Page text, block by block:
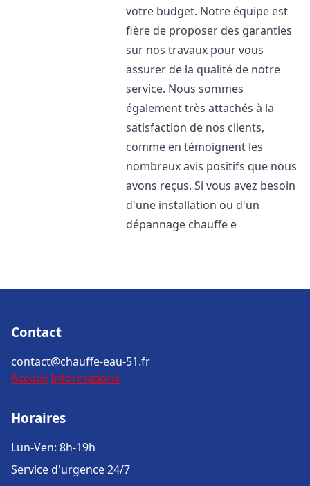
votre budget. Notre équipe est
fière de proposer des garanties
sur nos travaux pour vous
assurer de la qualité de notre
service. Nous sommes
également très attachés à la
satisfaction de nos clients,
comme en témoignent les
nombreux avis positifs que nous
avons reçus. Si vous avez besoin
d'une installation ou d'un
dépannage chauffe e
Contact
contact@chauffe-eau-51.fr
Accueil Informations
Horaires
Lun-Ven: 8h-19h
Service d'urgence 24/7